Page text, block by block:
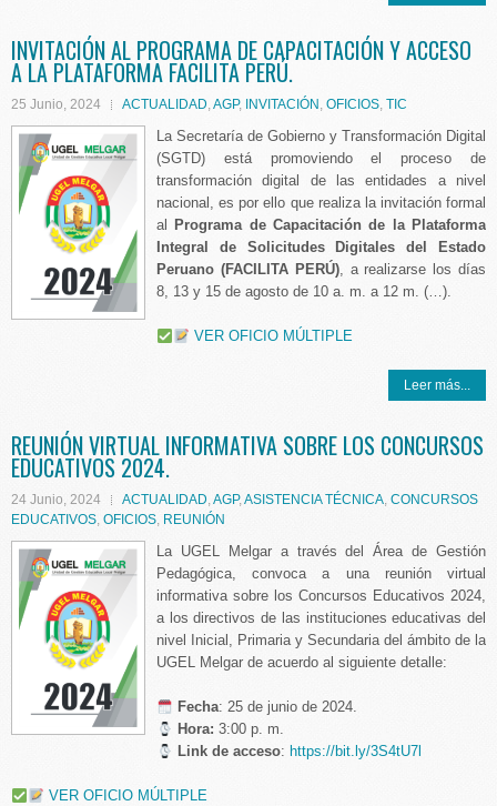
INVITACIÓN AL PROGRAMA DE CAPACITACIÓN Y ACCESO
A LA PLATAFORMA FACILITA PERÚ.
25 Junio, 2024 ACTUALIDAD,AGP, INVITACIÓN , OFICIOS, TIC
La Secretaría de Gobierno y Transformación Digital
(SGTD) está promoviendo el proceso de
transformación digital de las entidades a nivel
nacional, es por ello que realiza la invitación formal
al
Programa de Capacitación de la Plataforma
Integral de Solicitudes Digitales del Estado
Peruano (FACILITA PERÚ), a realizarse los días
8, 13 y 15 de agosto de 10 a. m. a 12 m. (…).
VER OFICIO MÚLTIPLE
Leer más...
REUNIÓN VIRTUAL INFORMATIVA SOBRE LOS CONCURSOS
EDUCATIVOS 2024.
24 Junio, 2024 ACTUALIDAD,AGP,ASISTENCIA TÉCNICA, CONCURSOS
EDUCATIVOS, OFICIOS, REUNIÓN
La UGEL Melgar a través del Área de Gestión
Pedagógica, convoca a una reunión virtual
informativa sobre los Concursos Educativos 2024,
a los directivos de las instituciones educativas del
nivel Inicial, Primaria y Secundaria del ámbito de la
UGEL Melgar de acuerdo al siguiente detalle:
️ Fecha: 25 de junio de 2024.
Hora: 3:00 p. m.
Link de acceso: https://bit.ly/3S4tU7l
VER OFICIO MÚLTIPLE